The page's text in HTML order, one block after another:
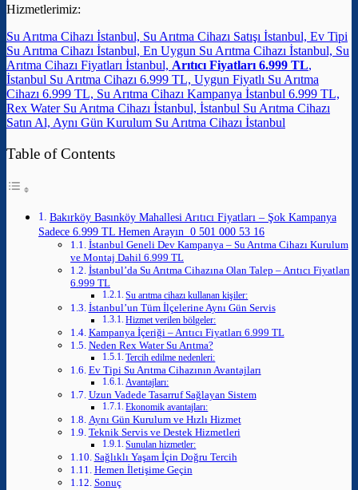
Hizmetlerimiz:
Su Arıtma Cihazı İstanbul, Su Arıtma Cihazı Satışı İstanbul, Ev Tipi
Su Arıtma Cihazı İstanbul, En Uygun Su Arıtma Cihazı İstanbul, Su
Arıtma Cihazı Fiyatları İstanbul, Arıtıcı Fiyatları 6.999 TL,
İstanbul Su Arıtma Cihazı 6.999 TL, Uygun Fiyatlı Su Arıtma
Cihazı 6.999 TL, Su Arıtma Cihazı Kampanya İstanbul 6.999 TL,
Rex Water Su Arıtma Cihazı İstanbul, İstanbul Su Arıtma Cihazı
Satın Al, Aynı Gün Kurulum Su Arıtma Cihazı İstanbul
Table of Contents
Bakırköy Basınköy Mahallesi Arıtıcı Fiyatları – Şok Kampanya
Sadece 6.999 TL Hemen Arayın 0 501 000 53 16
İstanbul Geneli Dev Kampanya – Su Arıtma Cihazı Kurulum
ve Montaj Dahil 6.999 TL
İstanbul’da Su Arıtma Cihazına Olan Talep – Arıtıcı Fiyatları
6.999 TL
Su arıtma cihazı kullanan kişiler:
İstanbul’un Tüm İlçelerine Aynı Gün Servis
Hizmet verilen bölgeler:
Kampanya İçeriği – Arıtıcı Fiyatları 6.999 TL
Neden Rex Water Su Arıtma?
Tercih edilme nedenleri:
Ev Tipi Su Arıtma Cihazının Avantajları
Avantajları:
Uzun Vadede Tasarruf Sağlayan Sistem
Ekonomik avantajları:
Aynı Gün Kurulum ve Hızlı Hizmet
Teknik Servis ve Destek Hizmetleri
Sunulan hizmetler:
Sağlıklı Yaşam İçin Doğru Tercih
Hemen İletişime Geçin
Sonuç